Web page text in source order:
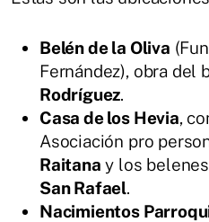
Belén de la Oliva
Fernández), obra del
Rodríguez.
Casa de los Hevia,
Asociación pro
Raitana y los
San Rafael.
Nacimientos